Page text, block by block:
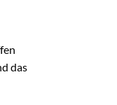
das